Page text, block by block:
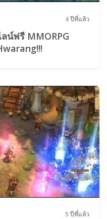
4 ปีที่แล้ว
น์ฟรี MMORPG
5 ปีที่แล้ว